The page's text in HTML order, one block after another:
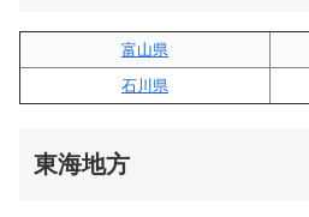
富山県
石川県
東海地方